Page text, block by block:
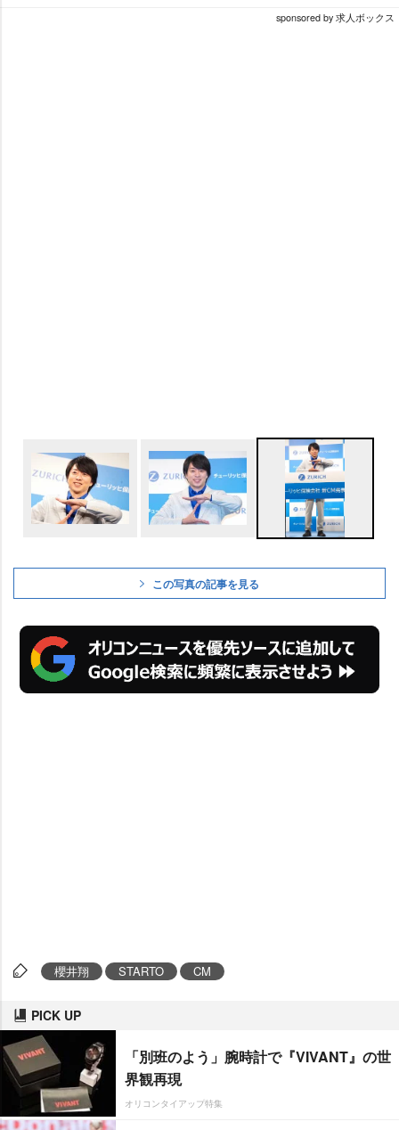
sponsored by 求人ボックス
この写真の記事を見る
櫻井翔 STARTO CM
PICK UP
「別班のよう」腕時計で『VIVANT』の世
界観再現
オリコンタイアップ特集